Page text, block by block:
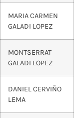
MARIA CARMEN
GALADI LOPEZ
MONTSERRAT
GALADI LOPEZ
DANIEL CERVIÑO
LEMA